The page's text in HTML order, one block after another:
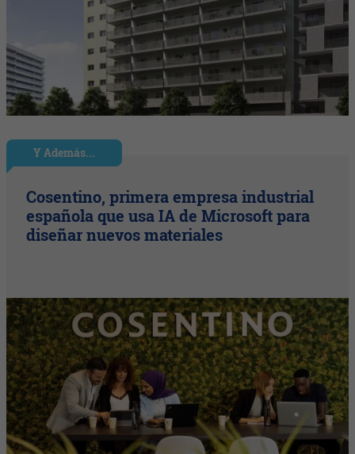
Y Además...
Cosentino, primera empresa industrial
española que usa IA de Microsoft para
diseñar nuevos materiales